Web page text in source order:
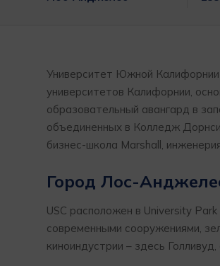
Университет Южной Калифорнии
университетов Калифорнии,
образовательный авангард в
объединенных в Колледж
бизнес-школа Marshall,
Город Лос-
USC расположен в University
современными сооружениями,
киноиндустрии – здесь